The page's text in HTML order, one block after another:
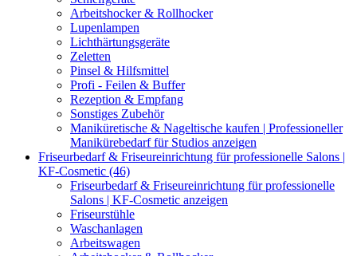
Arbeitshocker & Rollhocker
Lupenlampen
Lichthärtungsgeräte
Zeletten
Pinsel & Hilfsmittel
Profi - Feilen & Buffer
Rezeption & Empfang
Sonstiges Zubehör
Maniküretische & Nageltische kaufen | Professioneller
Manikürebedarf für Studios anzeigen
Friseurbedarf & Friseureinrichtung für professionelle Salons |
KF-Cosmetic (46)
Friseurbedarf & Friseureinrichtung für professionelle
Salons | KF-Cosmetic anzeigen
Friseurstühle
Waschanlagen
Arbeitswagen